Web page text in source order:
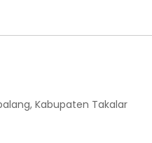
Kabupaten Takalar